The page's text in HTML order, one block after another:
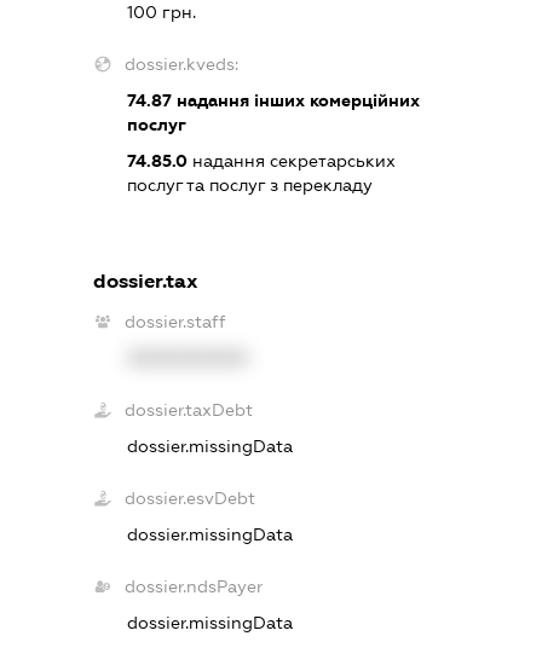
100 грн.
dossier.kveds:
74.87надання інших комерційних
послуг
74.85.0надання секретарських
послуг та послуг з перекладу
dossier.tax
dossier.staff
dossier.taxDebt
dossier.missingData
dossier.esvDebt
dossier.missingData
dossier.ndsPayer
dossier.missingData